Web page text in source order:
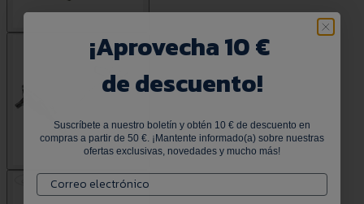
¡Aprovecha 10 €
de descuento!
Suscríbete a nuestro boletín y obtén 10 € de descuento en
compras a partir de 50 €. ¡Mantente informado(a) sobre nuestras
ofertas exclusivas, novedades y mucho más!